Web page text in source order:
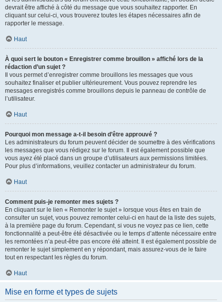
devrait être affiché à côté du message que vous souhaitez rapporter. En
cliquant sur celui-ci, vous trouverez toutes les étapes nécessaires afin de
rapporter le message.
Haut
À quoi sert le bouton « Enregistrer comme brouillon » affiché lors de la
rédaction d’un sujet ?
Il vous permet d’enregistrer comme brouillons les messages que vous
souhaitez finaliser et publier ultérieurement. Vous pouvez reprendre les
messages enregistrés comme brouillons depuis le panneau de contrôle de
l’utilisateur.
Haut
Pourquoi mon message a-t-il besoin d’être approuvé ?
Les administrateurs du forum peuvent décider de soumettre à des vérifications
les messages que vous rédigez sur le forum. Il est également possible que
vous ayez été placé dans un groupe d’utilisateurs aux permissions limitées.
Pour plus d’informations, veuillez contacter un administrateur du forum.
Haut
Comment puis-je remonter mes sujets ?
En cliquant sur le lien « Remonter le sujet » lorsque vous êtes en train de
consulter un sujet, vous pouvez remonter celui-ci en haut de la liste des sujets,
à la première page du forum. Cependant, si vous ne voyez pas ce lien, cette
fonctionnalité a peut-être été désactivée ou le temps d’attente nécessaire entre
les remontées n’a peut-être pas encore été atteint. Il est également possible de
remonter le sujet simplement en y répondant, mais assurez-vous de le faire
tout en respectant les règles du forum.
Haut
Mise en forme et types de sujets